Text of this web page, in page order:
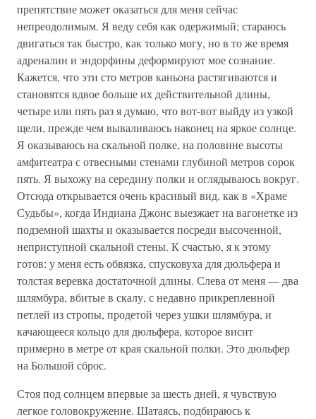
препятствие может оказаться для меня сейчас
непреодолимым. Я веду себя как одержимый; стараюсь
двигаться так быстро, как только могу, но в то же время
адреналин и эндорфины деформируют мое сознание.
Кажется, что эти сто метров каньона растягиваются и
становятся вдвое больше их действительной длины,
четыре или пять раз я думаю, что вот-вот выйду из узкой
щели, прежде чем вываливаюсь наконец на яркое солнце.
Я оказываюсь на скальной полке, на половине высоты
амфитеатра с отвесными стенами глубиной метров сорок
пять. Я выхожу на середину полки и оглядываюсь вокруг.
Отсюда открывается очень красивый вид, как в «Храме
Судьбы», когда Индиана Джонс выезжает на вагонетке из
подземной шахты и оказывается посреди высоченной,
неприступной скальной стены. К счастью, я к этому
готов: у меня есть обвязка, спусковуха для дюльфера и
толстая веревка достаточной длины. Слева от меня — два
шлямбура, вбитые в скалу, с недавно прикрепленной
петлей из стропы, продетой через ушки шлямбура, и
качающееся кольцо для дюльфера, которое висит
примерно в метре от края скальной полки. Это дюльфер
на Большой сброс.
Стоя под солнцем впервые за шесть дней, я чувствую
легкое головокружение. Шатаясь, подбираюсь к